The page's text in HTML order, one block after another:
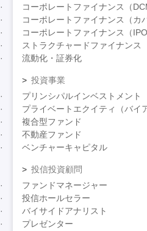
コーポレートファイナンス（
コーポレートファイナンス（カ
コーポレートファイナンス（IPO
ストラクチャードファイナンス
流動化・証券化
投資事業
プリンシパルインベストメント
プライベートエクイティ（バイ
複合型ファンド
不動産ファンド
ベンチャーキャピタル
投信投資顧問
ファンドマネージャー
投信ホールセラー
バイサイドアナリスト
プレゼンター